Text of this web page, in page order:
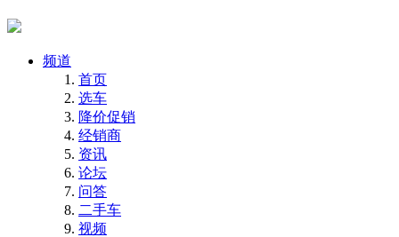
频道
首页
选车
降价促销
经销商
资讯
论坛
问答
二手车
视频